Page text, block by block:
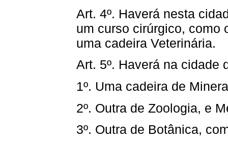
Art. 4º. Haverá nesta
um curso cirúrgico, como
uma cadeira Veterinária.
Art. 5º. Haverá na cidade
1º. Uma cadeira de
2º. Outra de Zoologia, e
3º. Outra de Botânica,